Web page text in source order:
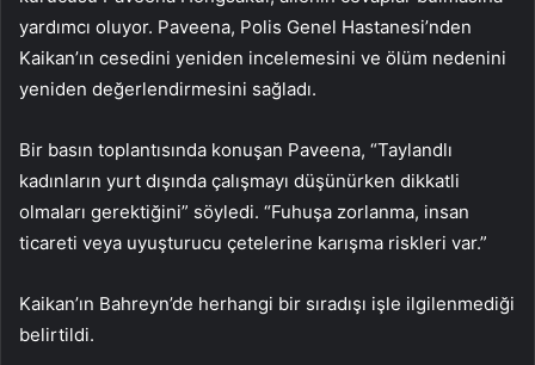
yardımcı oluyor. Paveena, Polis Genel Hastanesi’nden
Kaikan’ın cesedini yeniden incelemesini ve ölüm nedenini
yeniden değerlendirmesini sağladı.
Bir basın toplantısında konuşan Paveena, “Taylandlı
kadınların yurt dışında çalışmayı düşünürken dikkatli
olmaları gerektiğini” söyledi. “Fuhuşa zorlanma, insan
ticareti veya uyuşturucu çetelerine karışma riskleri var.”
Kaikan’ın Bahreyn’de herhangi bir sıradışı işle ilgilenmediği
belirtildi.